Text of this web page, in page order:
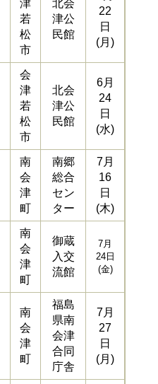
津
若
松
市
北会
津公
民館
22
日
(月)
会
津
若
松
市
北会
津公
民館
6月
24
日
(水)
南
会
津
町
南郷
総合
セン
ター
7月
16
日
(木)
南
会
津
町
御蔵
入交
流館
7月
24日
(金)
南
会
津
町
福島
県南
会津
合同
庁舎
7月
27
日
(月)